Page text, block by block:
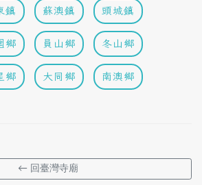
鎮 蘇澳鎮 頭城鎮
鄉 員山鄉 冬山鄉
鄉 大同鄉 南澳鄉
← 回臺灣寺廟